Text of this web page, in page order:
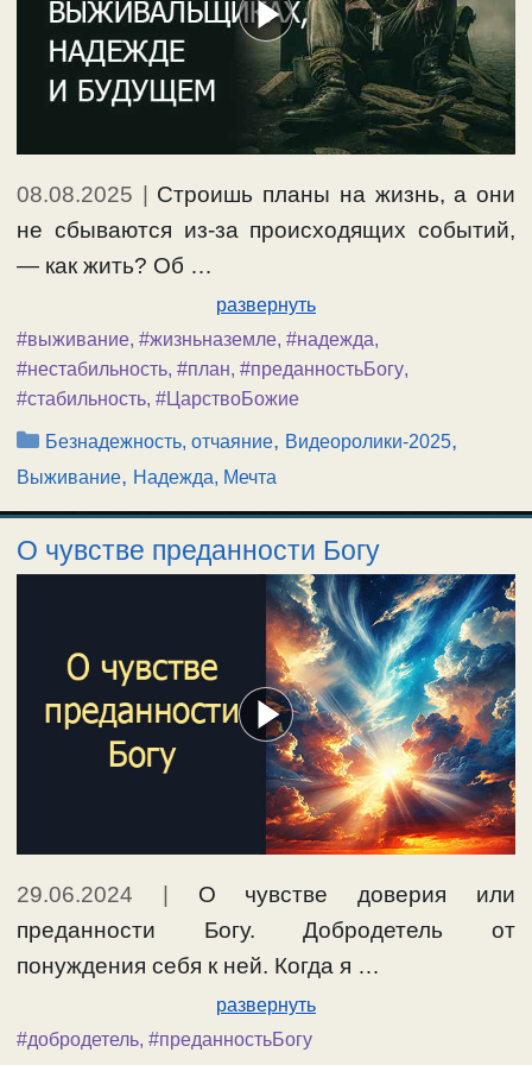
08.08.2025
Строишь планы на жизнь, а они
не сбываются из-за происходящих событий,
— как жить? Об …
развернуть
#выживание, #жизньназемле, #надежда,
#нестабильность, #план, #преданностьБогу,
#стабильность, #ЦарствоБожие
Рубрики
Безнадежность, отчаяние, Видеоролики-2025,
Выживание, Надежда, Мечта
О чувстве преданности Богу
29.06.2024 | О чувстве доверия или
преданности Богу. Добродетель от
понуждения себя к ней. Когда я …
развернуть
#добродетель, #преданностьБогу